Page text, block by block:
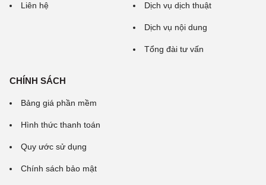
Liên hệ Dịch vụ dịch thuật
Dịch vụ nội dung
Tổng đài tư vấn
CHÍNH SÁCH
Bảng giá phần mềm
Hình thức thanh toán
Quy ước sử dụng
Chính sách bảo mật